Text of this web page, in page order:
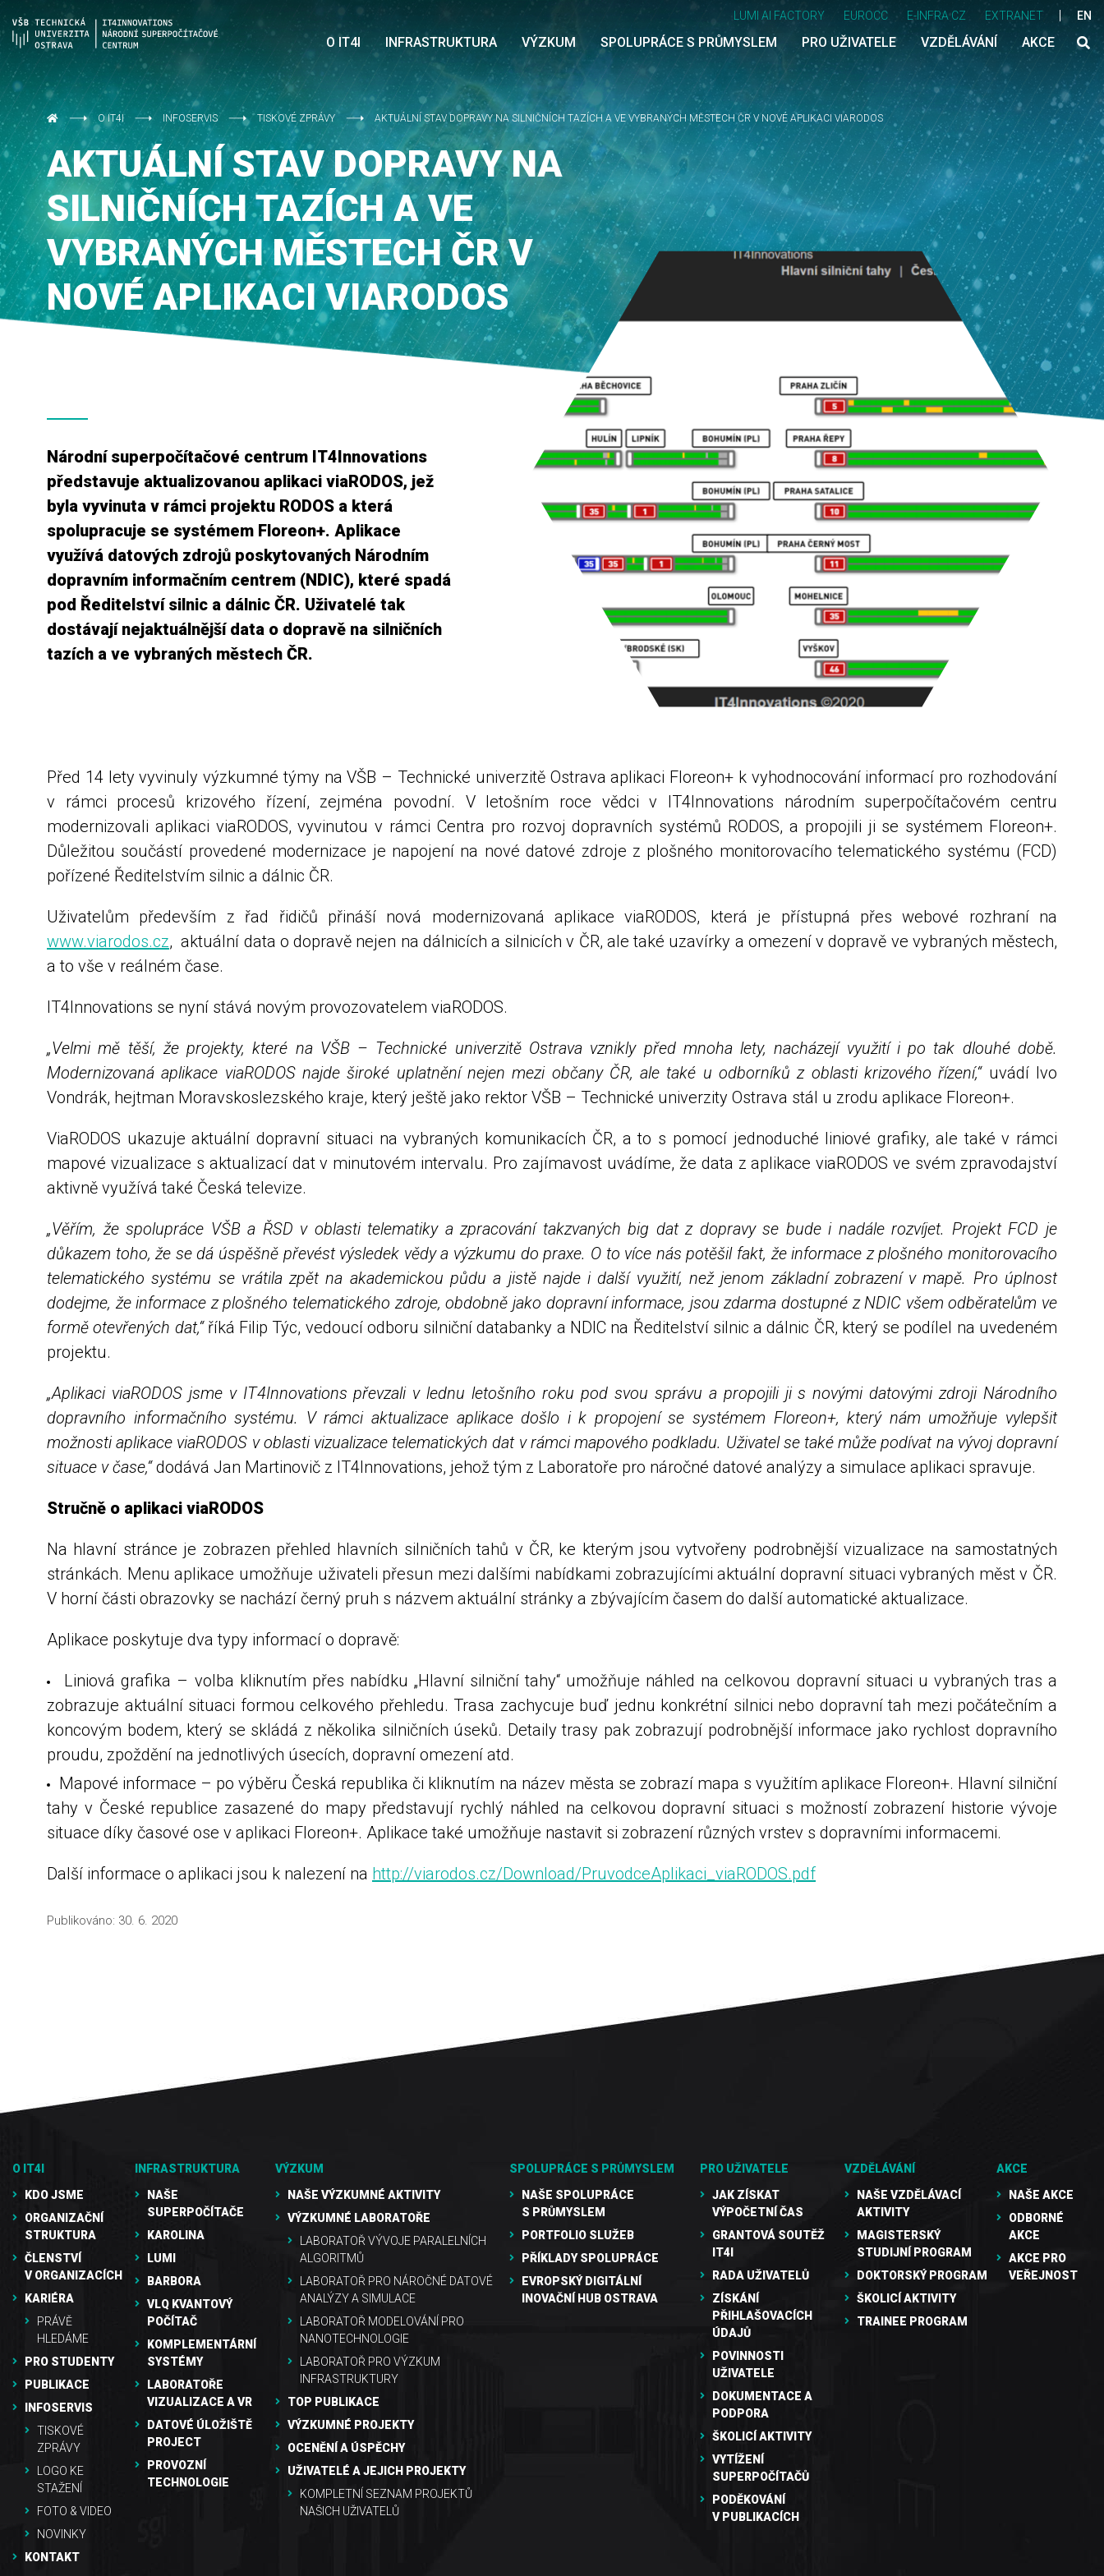
LUMI AI FACTORY EUROCC E-INFRA CZ EXTRANET EN
O IT4I INFRASTRUKTURA VÝZKUM SPOLUPRÁCE S PRŮMYSLEM PRO UŽIVATELE VZDĚLÁVÁNÍ AKCE
O IT4I INFOSERVIS TISKOVÉ ZPRÁVY AKTUÁLNÍ STAV DOPRAVY NA SILNIČNÍCH TAZÍCH A VE VYBRANÝCH MĚSTECH ČR V NOVÉ APLIKACI VIARODOS
AKTUÁLNÍ STAV DOPRAVY NA
SILNIČNÍCH TAZÍCH A VE
VYBRANÝCH MĚSTECH ČR V
NOVÉ APLIKACI VIARODOS
Národní superpočítačové centrum IT4Innovations
představuje aktualizovanou aplikaci viaRODOS, jež
byla vyvinuta v rámci projektu RODOS a která
spolupracuje se systémem Floreon+. Aplikace
využívá datových zdrojů poskytovaných Národním
dopravním informačním centrem (NDIC), které spadá
pod Ředitelství silnic a dálnic ČR. Uživatelé tak
dostávají nejaktuálnější data o dopravě na silničních
tazích a ve vybraných městech ČR.
Před 14 lety vyvinuly výzkumné týmy na VŠB – Technické univerzitě Ostrava aplikaci Floreon+ k vyhodnocování informací pro rozhodování
v rámci procesů krizového řízení, zejména povodní. V letošním roce vědci v IT4Innovations národním superpočítačovém centru
modernizovali aplikaci viaRODOS, vyvinutou v rámci Centra pro rozvoj dopravních systémů RODOS, a propojili ji se systémem Floreon+.
Důležitou součástí provedené modernizace je napojení na nové datové zdroje z plošného monitorovacího telematického systému (FCD)
pořízené Ředitelstvím silnic a dálnic ČR.
Uživatelům především z řad řidičů přináší nová modernizovaná aplikace viaRODOS, která je přístupná přes webové rozhraní na
www.viarodos.cz, aktuální data o dopravě nejen na dálnicích a silnicích v ČR, ale také uzavírky a omezení v dopravě ve vybraných městech,
a to vše v reálném čase.
IT4Innovations se nyní stává novým provozovatelem viaRODOS.
„Velmi mě těší, že projekty, které na VŠB – Technické univerzitě Ostrava vznikly před mnoha lety, nacházejí využití i po tak dlouhé době.
Modernizovaná aplikace viaRODOS najde široké uplatnění nejen mezi občany ČR, ale také u odborníků z oblasti krizového řízení,“ uvádí Ivo
Vondrák, hejtman Moravskoslezského kraje, který ještě jako rektor VŠB – Technické univerzity Ostrava stál u zrodu aplikace Floreon+.
ViaRODOS ukazuje aktuální dopravní situaci na vybraných komunikacích ČR, a to s pomocí jednoduché liniové grafiky, ale také v rámci
mapové vizualizace s aktualizací dat v minutovém intervalu. Pro zajímavost uvádíme, že data z aplikace viaRODOS ve svém zpravodajství
aktivně využívá také Česká televize.
„Věřím, že spolupráce VŠB a ŘSD v oblasti telematiky a zpracování takzvaných big dat z dopravy se bude i nadále rozvíjet. Projekt FCD je
důkazem toho, že se dá úspěšně převést výsledek vědy a výzkumu do praxe. O to více nás potěšil fakt, že informace z plošného monitorovacího
telematického systému se vrátila zpět na akademickou půdu a jistě najde i další využití, než jenom základní zobrazení v mapě. Pro úplnost
dodejme, že informace z plošného telematického zdroje, obdobně jako dopravní informace, jsou zdarma dostupné z NDIC všem odběratelům ve
formě otevřených dat,“ říká Filip Týc, vedoucí odboru silniční databanky a NDIC na Ředitelství silnic a dálnic ČR, který se podílel na uvedeném
projektu.
„Aplikaci viaRODOS jsme v IT4Innovations převzali v lednu letošního roku pod svou správu a propojili ji s novými datovými zdroji Národního
dopravního informačního systému. V rámci aktualizace aplikace došlo i k propojení se systémem Floreon+, který nám umožňuje vylepšit
možnosti aplikace viaRODOS v oblasti vizualizace telematických dat v rámci mapového podkladu. Uživatel se také může podívat na vývoj dopravní
situace v čase,“dodává Jan Martinovič z IT4Innovations, jehož tým z Laboratoře pro náročné datové analýzy a simulace aplikaci spravuje.
Stručně o aplikaci viaRODOS
Na hlavní stránce je zobrazen přehled hlavních silničních tahů v ČR, ke kterým jsou vytvořeny podrobnější vizualizace na samostatných
stránkách. Menu aplikace umožňuje uživateli přesun mezi dalšími nabídkami zobrazujícími aktuální dopravní situaci vybraných měst v ČR.
V horní části obrazovky se nachází černý pruh s názvem aktuální stránky a zbývajícím časem do další automatické aktualizace.
Aplikace poskytuje dva typy informací o dopravě:
Liniová grafika – volba kliknutím přes nabídku „Hlavní silniční tahy“ umožňuje náhled na celkovou dopravní situaci u vybraných tras a
zobrazuje aktuální situaci formou celkového přehledu. Trasa zachycuje buď jednu konkrétní silnici nebo dopravní tah mezi počátečním a
koncovým bodem, který se skládá z několika silničních úseků. Detaily trasy pak zobrazují podrobnější informace jako rychlost dopravního
proudu, zpoždění na jednotlivých úsecích, dopravní omezení atd.
Mapové informace – po výběru Česká republika či kliknutím na název města se zobrazí mapa s využitím aplikace Floreon+. Hlavní silniční
tahy v České republice zasazené do mapy představují rychlý náhled na celkovou dopravní situaci s možností zobrazení historie vývoje
situace díky časové ose v aplikaci Floreon+. Aplikace také umožňuje nastavit si zobrazení různých vrstev s dopravními informacemi.
Další informace o aplikaci jsou k nalezení na http://viarodos.cz/Download/PruvodceAplikaci_viaRODOS.pdf
Publikováno: 30. 6. 2020
O IT4I
KDO JSME
ORGANIZAČNÍ
STRUKTURA
ČLENSTVÍ
V ORGANIZACÍCH
KARIÉRA
PRÁVĚ
HLEDÁME
PRO STUDENTY
PUBLIKACE
INFOSERVIS
TISKOVÉ
ZPRÁVY
LOGO KE
STAŽENÍ
FOTO & VIDEO
NOVINKY
KONTAKT
INFRASTRUKTURA
NAŠE
SUPERPOČÍTAČE
KAROLINA
LUMI
BARBORA
VLQ KVANTOVÝ
POČÍTAČ
KOMPLEMENTÁRNÍ
SYSTÉMY
LABORATOŘE
VIZUALIZACE A VR
DATOVÉ ÚLOŽIŠTĚ
PROJECT
PROVOZNÍ
TECHNOLOGIE
VÝZKUM
NAŠE VÝZKUMNÉ AKTIVITY
VÝZKUMNÉ LABORATOŘE
LABORATOŘ VÝVOJE PARALELNÍCH
ALGORITMŮ
LABORATOŘ PRO NÁROČNÉ DATOVÉ
ANALÝZY A SIMULACE
LABORATOŘ MODELOVÁNÍ PRO
NANOTECHNOLOGIE
LABORATOŘ PRO VÝZKUM
INFRASTRUKTURY
TOP PUBLIKACE
VÝZKUMNÉ PROJEKTY
OCENĚNÍ A ÚSPĚCHY
UŽIVATELÉ A JEJICH PROJEKTY
KOMPLETNÍ SEZNAM PROJEKTŮ
NAŠICH UŽIVATELŮ
SPOLUPRÁCE S PRŮMYSLEM
NAŠE SPOLUPRÁCE
S PRŮMYSLEM
PORTFOLIO SLUŽEB
PŘÍKLADY SPOLUPRÁCE
EVROPSKÝ DIGITÁLNÍ
INOVAČNÍ HUB OSTRAVA
PRO UŽIVATELE
JAK ZÍSKAT
VÝPOČETNÍ ČAS
GRANTOVÁ SOUTĚŽ
IT4I
RADA UŽIVATELŮ
ZÍSKÁNÍ
PŘIHLAŠOVACÍCH
ÚDAJŮ
POVINNOSTI
UŽIVATELE
DOKUMENTACE A
PODPORA
ŠKOLICÍ AKTIVITY
VYTÍŽENÍ
SUPERPOČÍTAČŮ
PODĚKOVÁNÍ
V PUBLIKACÍCH
VZDĚLÁVÁNÍ
NAŠE VZDĚLÁVACÍ
AKTIVITY
MAGISTERSKÝ
STUDIJNÍ PROGRAM
DOKTORSKÝ PROGRAM
ŠKOLICÍ AKTIVITY
TRAINEE PROGRAM
AKCE
NAŠE AKCE
ODBORNÉ
AKCE
AKCE PRO
VEŘEJNOST